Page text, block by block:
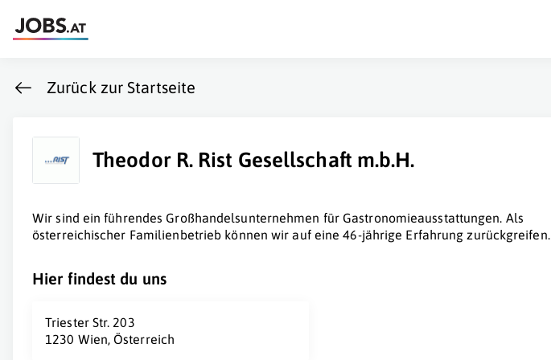
Zurück zur Startseite
Theodor R. Rist Gesellschaft m.b.H.
Wir sind ein führendes Großhandelsunternehmen für Gastronomieausstattungen. Als
österreichischer Familienbetrieb können wir auf eine 46-jährige Erfahrung zurückgreifen.
Hier findest du uns
Triester Str. 203
1230 Wien, Österreich